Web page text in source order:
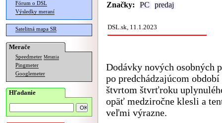
Fórum o DSL
Výsledky meraní
Satelitná mapa SR
Merače
Speedmeter Merania
Pingmeter
Googlemeter
Hľadanie
Značky: PC predaj
DSL.sk, 11.1.2023
Dodávky nových osobných
po predchádzajúcom
štvrtom štvrťroku
opäť medziročne klesli a
veľmi výrazne.